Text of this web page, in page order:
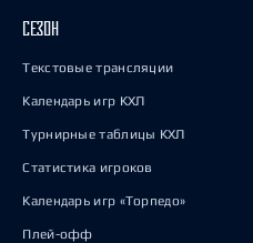
СЕЗОН
Текстовые трансляции
Календарь игр КХЛ
Турнирные таблицы КХЛ
Статистика игроков
Календарь игр «Торпедо»
Плей-офф